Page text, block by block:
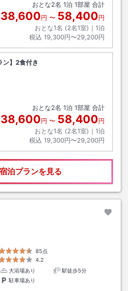
おとな2名 1泊 1部屋 合計
38,600円 〜 58,400円
おとな1名 (2名1室)｜ 1泊
税込 19,300円〜29,200円
ン】2食付き
おとな2名 1泊 1部屋 合計
38,600円 〜 58,400円
おとな1名 (2名1室)｜ 1泊
税込 19,300円〜29,200円
泊プランを見る
85点
4.2
大浴場あり
駅徒歩5分
駐車場あり